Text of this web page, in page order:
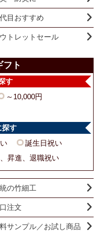
目おすすめ
トレットセール
ト
す
～10,000円
探す
誕生日祝い
昇進、退職祝い
の竹細工
注文
サンプル／お試し商品